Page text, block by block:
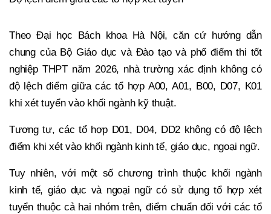
Theo Đại học Bách khoa Hà Nội, căn cứ hướng dẫn
chung của Bộ Giáo dục và Đào tạo và phổ điểm thi tốt
nghiệp THPT năm 2026, nhà trường xác định không có
độ lệch điểm giữa các tổ hợp A00, A01, B00, D07, K01
khi xét tuyển vào khối ngành kỹ thuật.
Tương tự, các tổ hợp D01, D04, DD2 không có độ lệch
điểm khi xét vào khối ngành kinh tế, giáo dục, ngoại ngữ.
Tuy nhiên, với một số chương trình thuộc khối ngành
kinh tế, giáo dục và ngoại ngữ có sử dụng tổ hợp xét
tuyển thuộc cả hai nhóm trên, điểm chuẩn đối với các tổ